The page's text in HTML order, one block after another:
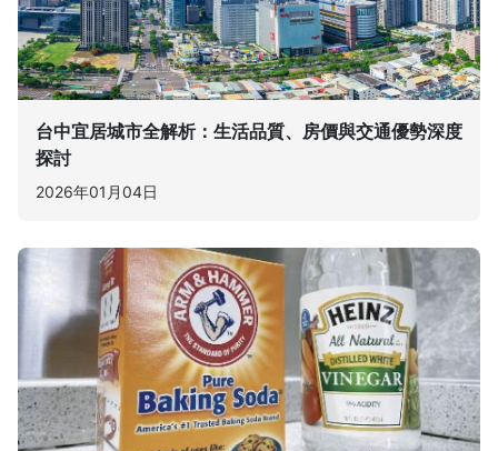
台中宜居城市全解析：生活品質、房價與交通優勢深度
探討
2026年01月04日